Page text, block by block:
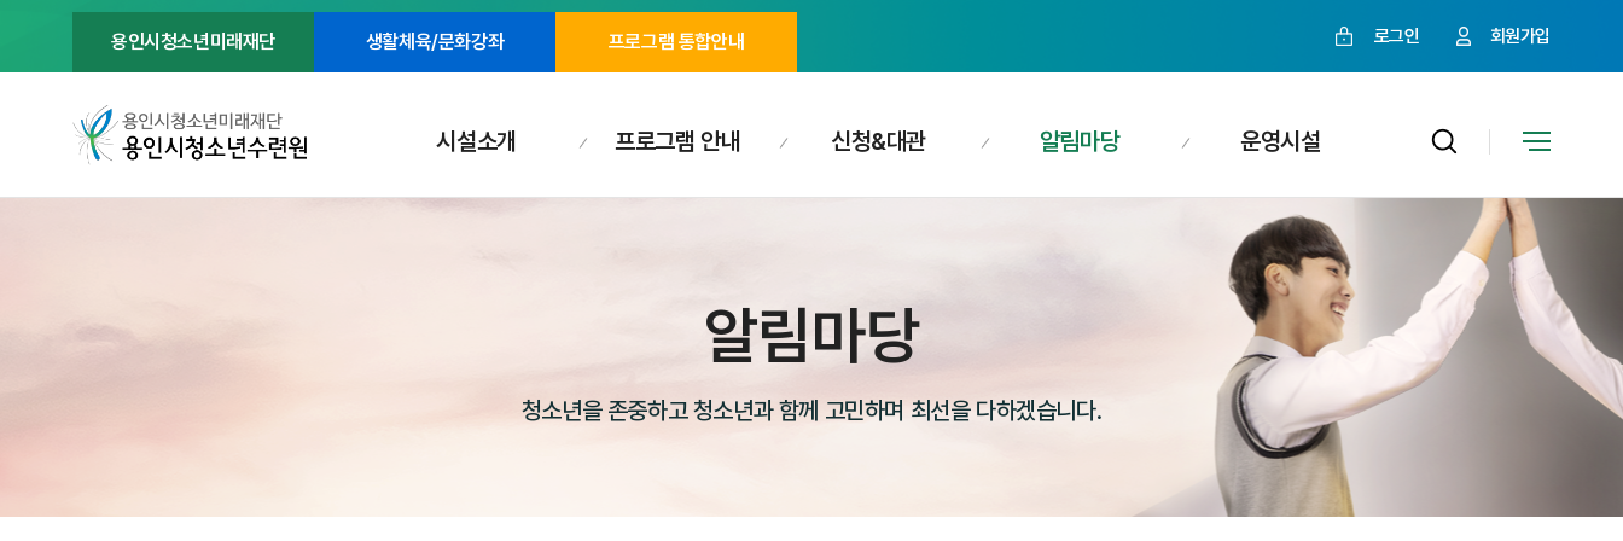
용인시청소년미래재단 생활체육/문화강좌 프로그램 통합안내 로그인 회원가입
시설소개 프로그램 안내 신청&대관 알림마당 운영시설
알림마당
청소년을 존중하고 청소년과 함께 고민하며 최선을 다하겠습니다.